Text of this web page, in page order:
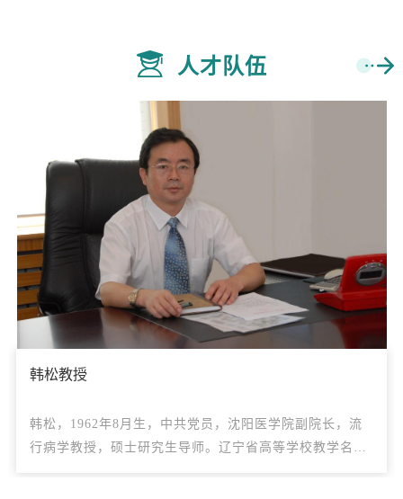
人才队伍
韩松教授
韩松，1962年8月生，中共党员，沈阳医学院副院长，流
行病学教授，硕士研究生导师。辽宁省高等学校教学名